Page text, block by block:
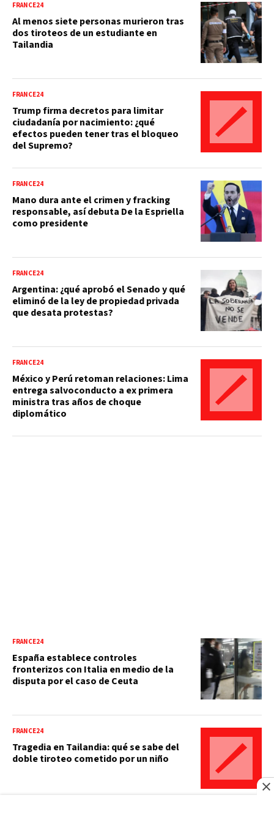
FRANCE24
Al menos siete personas murieron tras
dos tiroteos de un estudiante en
Tailandia
FRANCE24
Trump firma decretos para limitar
ciudadanía por nacimiento: ¿qué
efectos pueden tener tras el bloqueo
del Supremo?
FRANCE24
Mano dura ante el crimen y fracking
responsable, así debuta De la Espriella
como presidente
FRANCE24
Argentina: ¿qué aprobó el Senado y qué
eliminó de la ley de propiedad privada
que desata protestas?
FRANCE24
México y Perú retoman relaciones: Lima
entrega salvoconducto a ex primera
ministra tras años de choque
diplomático
FRANCE24
España establece controles
fronterizos con Italia en medio de la
disputa por el caso de Ceuta
FRANCE24
Tragedia en Tailandia: qué se sabe del
doble tiroteo cometido por un niño